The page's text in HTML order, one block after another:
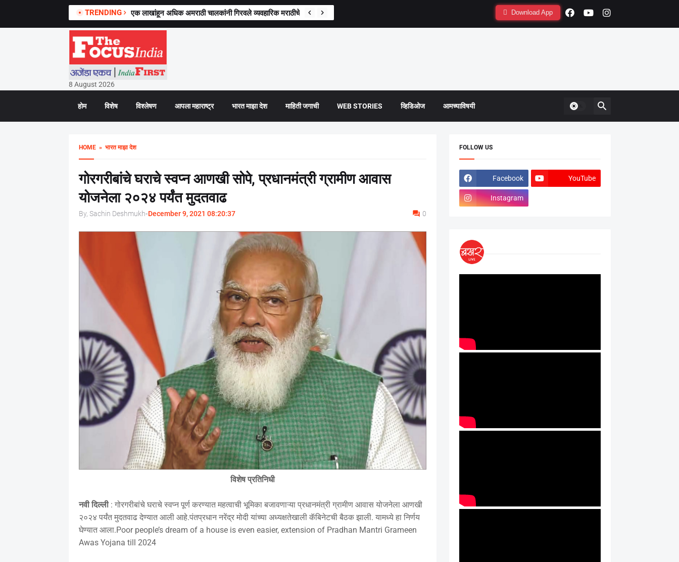
TRENDING एक लाखांहून अधिक अमराठी चालकांनी गिरवले व्यवहारिक मराठीचे धडे, परिवहन मंत्री प्रताप सरनाईक यांची माहिती Download App
8 August 2026
होम विशेष विश्लेषण आपला महाराष्ट्र भारत माझा देश माहिती जगाची WEB STORIES व्हिडिओज आमच्याविषयी
HOME» भारत माझा देश
गोरगरीबांचे घराचे स्वप्न आणखी सोपे, प्रधानमंत्री ग्रामीण आवास
योजनेला २०२४ पर्यंत मुदतवाढ
By, Sachin Deshmukh-December 9, 2021 08:20:37 0
विशेष प्रतिनिधी
नवी दिल्ली: गोरगरीबांचे घराचे स्वप्न पूर्ण करण्यात महत्वाची भूमिका बजावणाऱ्या प्रधानमंत्री ग्रामीण आवास योजनेला आणखी
२०२४ पर्यंत मुदतवाढ देण्यात आली आहे.पंतप्रधान नरेंद्र मोदी यांच्या अध्यक्षतेखाली कॅबिनेटची बैठक झाली. यामध्ये हा निर्णय
घेण्यात आला.Poor people’s dream of a house is even easier, extension of Pradhan Mantri Grameen
Awas Yojana till 2024
FOLLOW US
Facebook YouTube
Instagram